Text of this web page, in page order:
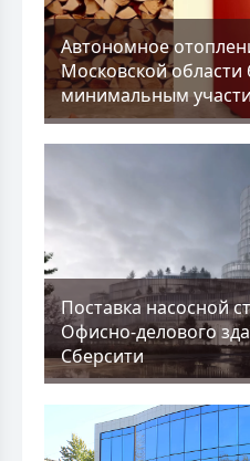
Aвтономное
Московской области
минимальным
Поставка насосной
Офисно-делового
Сберсити